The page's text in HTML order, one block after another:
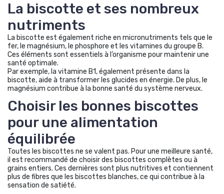
La biscotte et ses nombreux
nutriments
La biscotte est également riche en micronutriments tels que le
fer, le magnésium, le phosphore et les vitamines du groupe B.
Ces éléments sont essentiels à l’organisme pour maintenir une
santé optimale.
Par exemple, la vitamine B1, également présente dans la
biscotte, aide à transformer les glucides en énergie. De plus, le
magnésium contribue à la bonne santé du système nerveux.
Choisir les bonnes biscottes
pour une alimentation
équilibrée
Toutes les biscottes ne se valent pas. Pour une meilleure santé,
il est recommandé de choisir des biscottes complètes ou à
grains entiers. Ces dernières sont plus nutritives et contiennent
plus de fibres que les biscottes blanches, ce qui contribue à la
sensation de satiété.